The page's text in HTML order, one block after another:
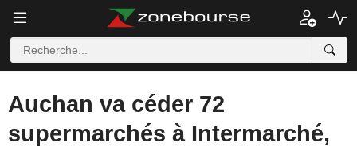
Auchan va céder 72
supermarchés à Intermarché,